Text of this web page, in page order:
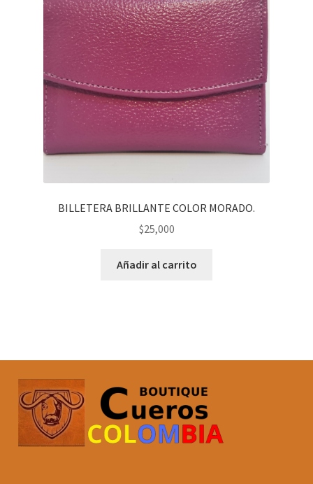
BILLETERA BRILLANTE COLOR MORADO.
$25,000
Añadir al carrito